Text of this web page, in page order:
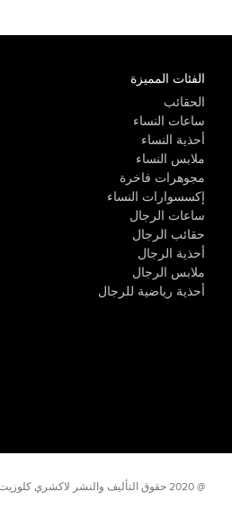
الفئات المميزة
الحقائب
ساعات النساء
أحذية النساء
ملابس النساء
مجوهرات فاخرة
إكسسوارات النساء
ساعات الرجال
حقائب الرجال
أحذية الرجال
ملابس الرجال
أحذية رياضية للرجال
@ 2020 حقوق التأليف والنشر لاكشري كلوزيت